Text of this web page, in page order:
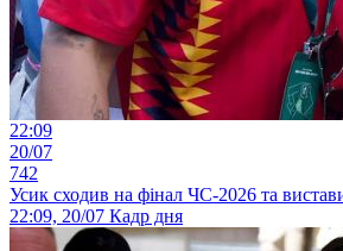
22:09
20/07
742
Усик сходив на фінал ЧС-2026 та
22:09, 20/07 Кадр дня